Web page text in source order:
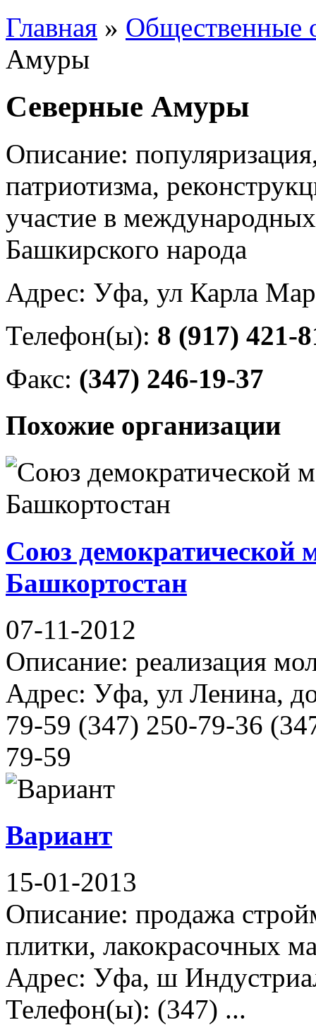
Главная » Общественные
Амуры
Северные Амуры
Описание:
патриотизма,
участие в
Башкирского народа
Адрес: Уфа, ул Карла
Телефон(ы): 8 (917) 421-
Факс: (347) 246-19-37
Похожие организации
Союз демократической
Башкортостан
07-11-2012
Описание: реализация
Адрес: Уфа, ул Ленина,
79-59 (347) 250-79-36
79-59
Вариант
15-01-2013
Описание: продажа
плитки, лакокрасочных
Адрес: Уфа, ш
Телефон(ы): (347) ...